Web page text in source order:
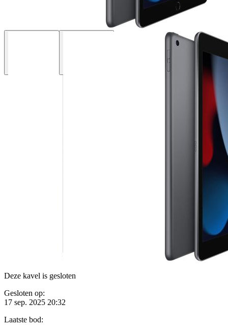
Deze kavel is gesloten
Gesloten op:
17 sep. 2025 20:32
Laatste bod: